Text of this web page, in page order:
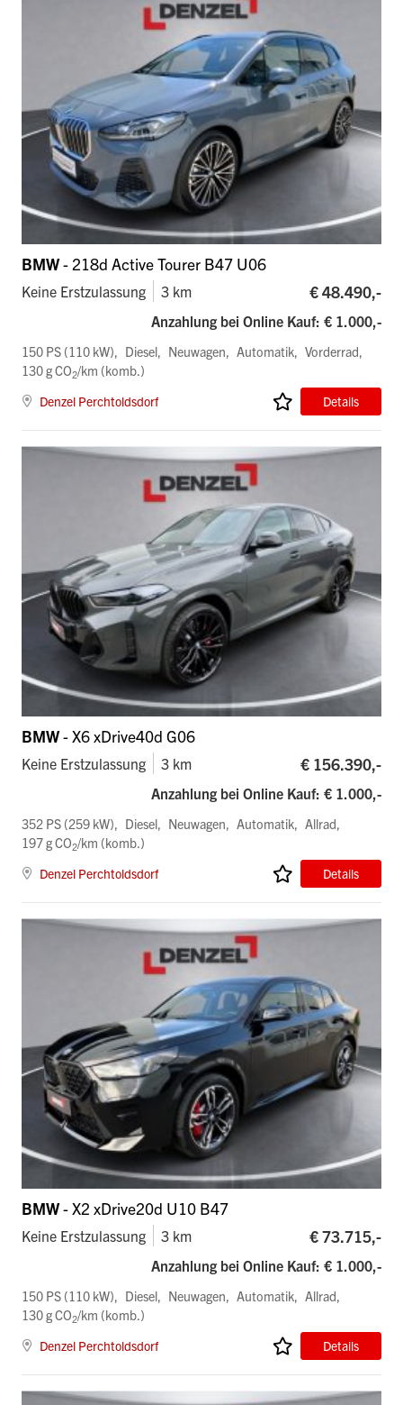
BMW- 218d Active Tourer B47 U06
Keine Erstzulassung 3 km € 48.490,-
Anzahlung bei Online Kauf: € 1.000,-
150 PS (110 kW) Diesel Neuwagen Automatik
Vorderrad
130 g CO2/km (komb.)
Denzel Perchtoldsdorf
Details
BMW- X6 xDrive40d G06
Keine Erstzulassung 3 km € 156.390,-
Anzahlung bei Online Kauf: € 1.000,-
352 PS (259 kW) Diesel Neuwagen Automatik
Allrad
197 g CO2/km (komb.)
Denzel Perchtoldsdorf
Details
BMW- X2 xDrive20d U10 B47
Keine Erstzulassung 3 km € 73.715,-
Anzahlung bei Online Kauf: € 1.000,-
150 PS (110 kW) Diesel Neuwagen Automatik
Allrad
130 g CO2/km (komb.)
Denzel Perchtoldsdorf
Details